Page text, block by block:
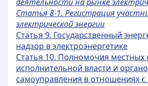
Статья 8-1. Регистрация
электрической энергии
Статья 9. Государственный
надзор в электроэнергетике
Статья 10. Полномочия местных
исполнительной власти и
самоуправления в отношениях с